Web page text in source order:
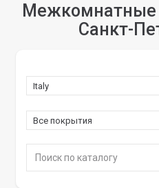
Межкомнатные
Санкт-
Italy
Все покрытия